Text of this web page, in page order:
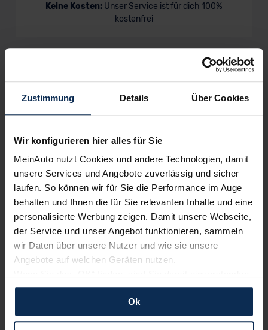
Zustimmung Details Über Cookies
Wir konfigurieren hier alles für Sie
MeinAuto nutzt Cookies und andere Technologien, damit
unsere Services und Angebote zuverlässig und sicher
laufen. So können wir für Sie die Performance im Auge
behalten und Ihnen die für Sie relevanten Inhalte und eine
personalisierte Werbung zeigen. Damit unsere Webseite,
der Service und unser Angebot funktionieren, sammeln
wir Daten über unsere Nutzer und wie sie unsere
Angebote auf welchen Geräten nutzen.
und erlauben uns Cookies für unseren Service zu
verwenden und diese Daten an Dritte weiterzugeben,
etwa an unsere Marketingpartner. Falls Sie dem nicht
Ok
Keine Kosten: Unser Service ist für dich 100%
kostenfrei
Wir sind stolz auf eine hohe
dadurch ihr Wunschauto zum Top-Rabatt erhalten und
bewerten unsere Arbeit positiv.
Sehen Sie sich unsere Bewertungen an: